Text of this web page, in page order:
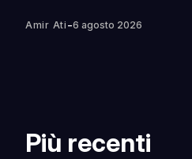
Amir Ati -6 agosto 2026
Più recenti